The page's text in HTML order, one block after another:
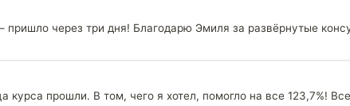
через три дня! Благодарю Эмиля за развёрнутые
курса прошли. В том, чего я хотел, помогло на все 123,7%!